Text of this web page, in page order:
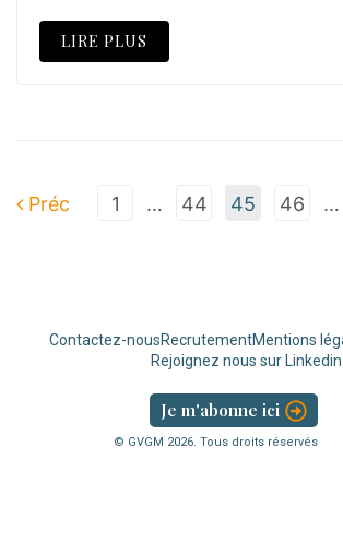
LIRE PLUS
Préc 1 … 44 45 46 …
Contactez-nousRecrutementMentions
Rejoignez nous sur Linkedin
Je m'abonne ici
© GVGM 2026. Tous droits réservés